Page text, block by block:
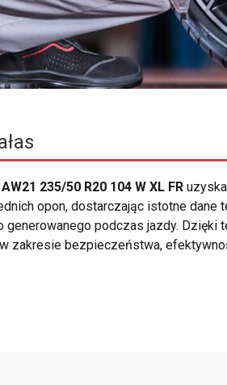
235/50 R20 104 W XL FR
opon, dostarczając istotne dane
podczas jazdy. Dzięki
zakresie bezpieczeństwa,